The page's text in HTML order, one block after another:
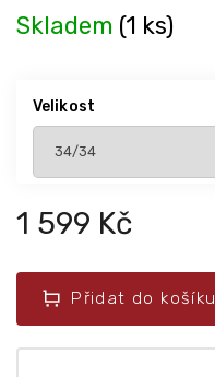
1 599 Kč
Skladem (1 ks)
Velikost
Přidat do košíku